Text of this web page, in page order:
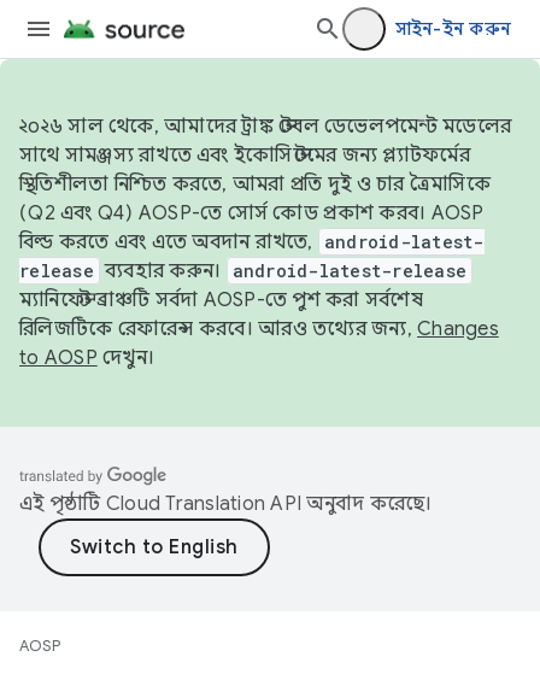
সাইন-ইন করুন
২০২৬ সাল থেকে, আমাদের ট্রাঙ্ক স্টেবল ডেভেলপমেন্ট মডেলের
সাথে সামঞ্জস্য রাখতে এবং ইকোসিস্টেমের জন্য প্ল্যাটফর্মের
স্থিতিশীলতা নিশ্চিত করতে, আমরা প্রতি দুই ও চার ত্রৈমাসিকে
(Q2 এবং Q4) AOSP-তে সোর্স কোড প্রকাশ করব। AOSP
বিল্ড করতে এবং এতে অবদান রাখতে,
android-latest-
release ব্যবহার করুন। android-latest-release
ম্যানিফেস্ট ব্রাঞ্চটি সর্বদা AOSP-তে পুশ করা সর্বশেষ
রিলিজটিকে রেফারেন্স করবে। আরও তথ্যের জন্য, Changes
to AOSP দেখুন।
এই পৃষ্ঠাটি Cloud Translation API অনুবাদ করেছে।
AOSP